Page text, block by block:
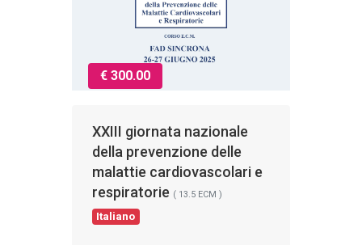
€ 300.00
XXIII giornata nazionale
della prevenzione delle
malattie cardiovascolari e
respiratorie ( 13.5 ECM )
Italiano